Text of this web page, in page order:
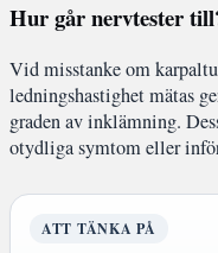
Hur går nervtester
Vid misstanke om
ledningshastighet mätas
graden av inklämning.
otydliga symtom eller
ATT TÄNKA PÅ